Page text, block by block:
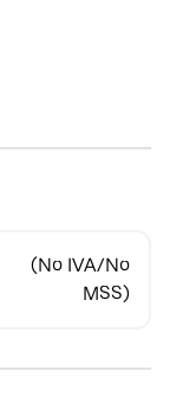
(No IVA/No
MSS)